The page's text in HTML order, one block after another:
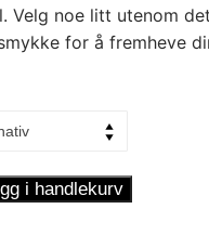
Velg noe litt utenom
for å fremheve
i handlekurv